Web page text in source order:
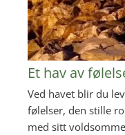
Et hav av
Ved havet blir du
følelser, den stille
med sitt